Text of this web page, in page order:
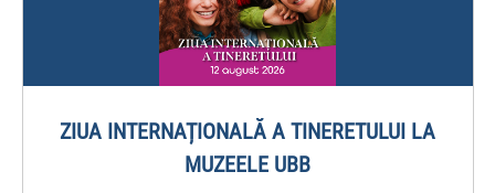
ZIUA INTERNAȚIONALĂ A TINERETULUI LA
MUZEELE UBB